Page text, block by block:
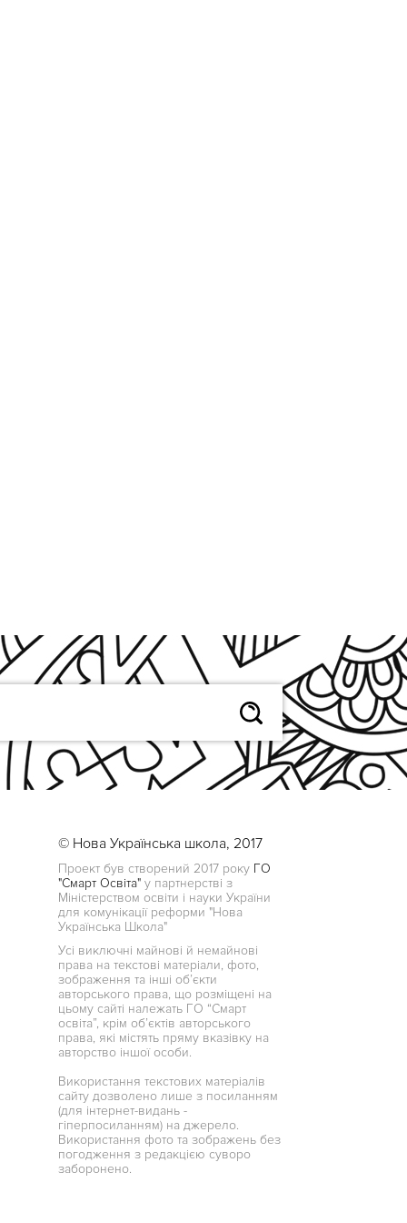
© Нова Українська школа, 2017
Проект був створений 2017 року ГО
"Смарт Освіта" у партнерстві з
Міністерством освіти і науки України
для комунікації реформи "Нова
Українська Школа"
Усі виключні майнові й немайнові
права на текстові матеріали, фото,
зображення та інші об’єкти
авторського права, що розміщені на
цьому сайті належать ГО “Смарт
освіта”, крім об’єктів авторського
права, які містять пряму вказівку на
авторство іншої особи.
Використання текстових матеріалів
сайту дозволено лише з посиланням
(для інтернет-видань -
гіперпосиланням) на джерело.
Використання фото та зображень без
погодження з редакцією суворо
заборонено.